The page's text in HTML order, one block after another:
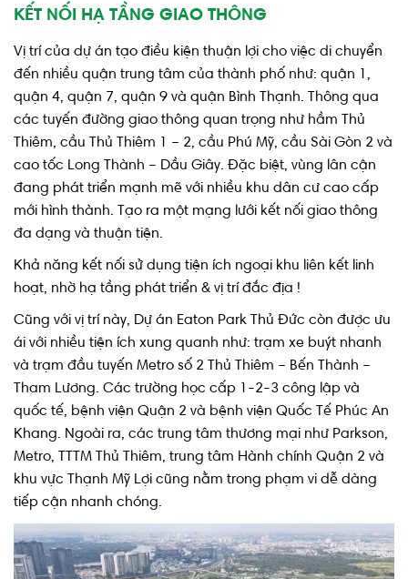
KẾT NỐI HẠ TẦNG GIAO THÔNG
Vị trí của dự án tạo điều kiện thuận lợi cho việc di chuyển
đến nhiều quận trung tâm của thành phố như: quận 1,
quận 4, quận 7, quận 9 và quận Bình Thạnh. Thông qua
các tuyến đường giao thông quan trọng như hầm Thủ
Thiêm, cầu Thủ Thiêm 1 – 2, cầu Phú Mỹ, cầu Sài Gòn 2 và
cao tốc Long Thành – Dầu Giây. Đặc biệt, vùng lân cận
đang phát triển mạnh mẽ với nhiều khu dân cư cao cấp
mới hình thành. Tạo ra một mạng lưới kết nối giao thông
đa dạng và thuận tiện.
Khả năng kết nối sử dụng tiện ích ngoại khu liên kết linh
hoạt, nhờ hạ tầng phát triển & vị trí đắc địa !
Cũng với vị trí này, Dự án Eaton Park Thủ Đức còn được ưu
ái với nhiều tiện ích xung quanh như: trạm xe buýt nhanh
và trạm đầu tuyến Metro số 2 Thủ Thiêm – Bến Thành –
Tham Lương. Các trường học cấp 1-2-3 công lập và
quốc tế, bệnh viện Quận 2 và bệnh viện Quốc Tế Phúc An
Khang. Ngoài ra, các trung tâm thương mại như Parkson,
Metro, TTTM Thủ Thiêm, trung tâm Hành chính Quận 2 và
khu vực Thạnh Mỹ Lợi cũng nằm trong phạm vi dễ dàng
tiếp cận nhanh chóng.